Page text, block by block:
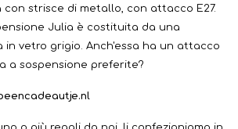
strisce di metallo, con attacco E27.
Julia è costituita da una
in vetro grigio. Anch'essa ha un attacco
a sospensione preferite?